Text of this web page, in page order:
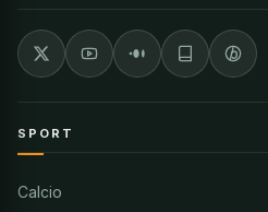
SPORT
Calcio